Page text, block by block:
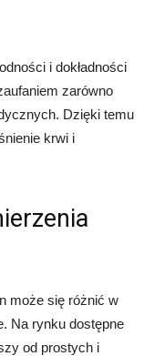
i dokładności
zarówno
Dzięki temu
krwi i
może się różnić w
Na rynku dostępne
od prostych i